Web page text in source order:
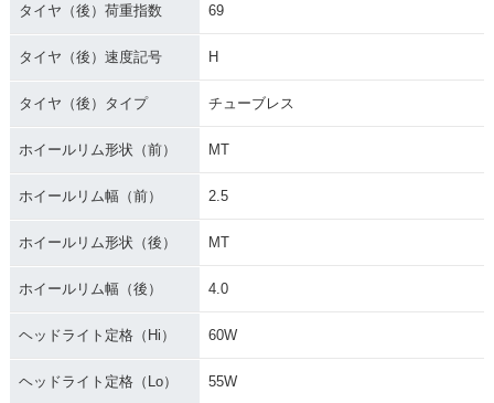
タイヤ（後）荷重指数 69
タイヤ（後）速度記号 H
タイヤ（後）タイプ チューブレス
ホイールリム形状（前） MT
ホイールリム幅（前） 2.5
ホイールリム形状（後） MT
ホイールリム幅（後） 4.0
ヘッドライト定格（Hi） 60W
ヘッドライト定格（Lo） 55W